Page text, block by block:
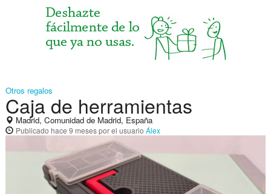
Otros regalos
Caja de herramientas
Madrid, Comunidad de Madrid, España
Publicado hace 9 mesespor el usuario Álex